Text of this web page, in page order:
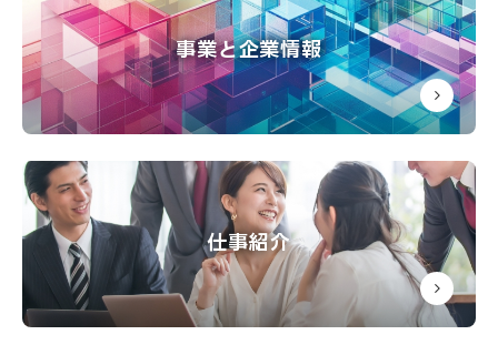
事業と企業情報
仕事紹介